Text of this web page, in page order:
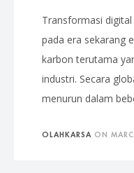
Transformasi
pada era sekarang
karbon terutama
industri. Secara
menurun dalam
OLAHKARSA ON